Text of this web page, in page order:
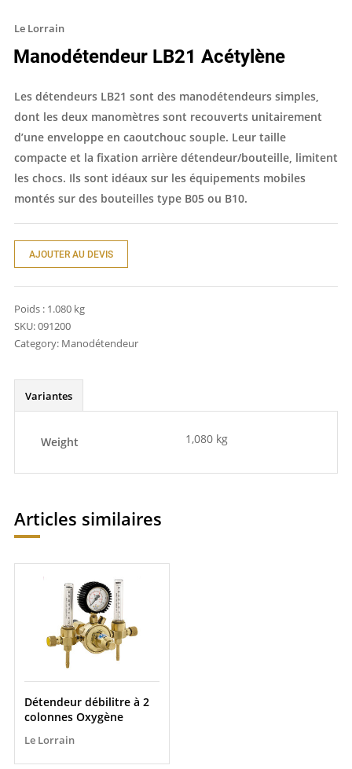
Le Lorrain
Manodétendeur LB21 Acétylène
Les détendeurs LB21 sont des manodétendeurs simples,
dont les deux manomètres sont recouverts unitairement
d’une enveloppe en caoutchouc souple. Leur taille
compacte et la fixation arrière détendeur/bouteille, limitent
les chocs. Ils sont idéaux sur les équipements mobiles
montés sur des bouteilles type B05 ou B10.
AJOUTER AU DEVIS
Poids : 1.080 kg
SKU:091200
Category: Manodétendeur
Variantes
Weight 1,080 kg
Articles similaires
Détendeur débilitre à 2
colonnes Oxygène
Le Lorrain